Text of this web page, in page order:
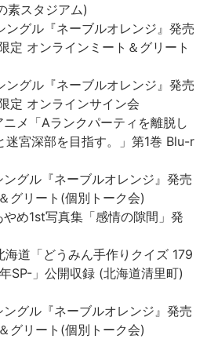
素スタジアム)
グル『ネーブルオレンジ』発売
定 オンラインミート＆グリート
グル『ネーブルオレンジ』発売
定 オンラインサイン会
メ「Aランクパーティを離脱し
迷宮深部を目指す。」第1巻 Blu-r
グル『ネーブルオレンジ』発売
グリート(個別トーク会)
め1st写真集「感情の隙間」発
道「どうみん手作りクイズ 179
SP-」公開収録 (北海道清里町)
グル『ネーブルオレンジ』発売
グリート(個別トーク会)